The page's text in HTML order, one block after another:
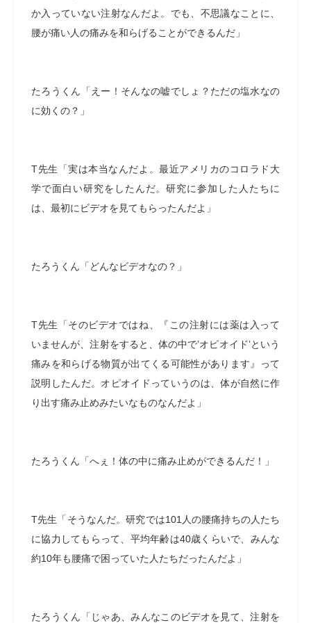
か入っていない注射なんだよ。でも、不思議なことに、
腰が痛い人の痛みを和らげることができるんだ」
たろうくん「えー！そんなの嘘でしょ？ただの塩水なの
に効くの？」
T先生「実は本当なんだよ。最近アメリカのコロラド大
学で面白い研究をしたんだ。研究に参加した人たちに
は、最初にビデオを見てもらったんだよ」
たろうくん「どんなビデオなの？」
T先生「そのビデオではね、『この注射には薬は入って
いませんが、注射をすると、体の中で’オピオイド’という
痛みを和らげる物質が出てくる可能性があります』って
説明したんだ。オピオイドっていうのは、体が自然に作
り出す痛み止めみたいなものなんだよ」
たろうくん「へぇ！体の中に痛み止めができるんだ！」
T先生「そうなんだ。研究では101人の腰痛持ちの人たち
に協力してもらって、平均年齢は40歳くらいで、みんな
約10年も腰痛で困っていた人たちだったんだよ」
たろうくん「じゃあ、みんなこのビデオを見て、注射を